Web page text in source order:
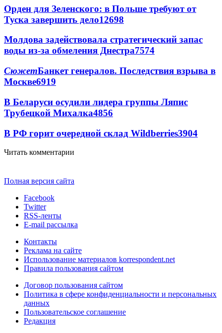
Орден для Зеленского: в Польше требуют от
Туска завершить дело12698
Молдова задействовала стратегический запас
воды из-за обмеления Днестра7574
СюжетБанкет генералов. Последствия взрыва в
Москве6919
В Беларуси осудили лидера группы Ляпис
Трубецкой Михалка4856
В РФ горит очередной склад Wildberries3904
Читать комментарии
Полная версия сайта
Facebook
Twitter
RSS-ленты
E-mail рассылка
Контакты
Реклама на сайте
Использование материалов korrespondent.net
Правила пользования сайтом
Договор пользования сайтом
Политика в сфере конфиденциальности и персональных
данных
Пользовательское соглашение
Редакция